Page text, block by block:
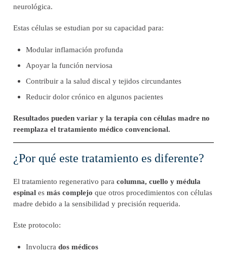
neurológica.
Estas células se estudian por su capacidad para:
Modular inflamación profunda
Apoyar la función nerviosa
Contribuir a la salud discal y tejidos circundantes
Reducir dolor crónico en algunos pacientes
Resultados pueden variar y la terapia con células madre no
reemplaza el tratamiento médico convencional.
¿Por qué este tratamiento es diferente?
El tratamiento regenerativo para columna, cuello y médula
espinal es más complejo que otros procedimientos con células
madre debido a la sensibilidad y precisión requerida.
Este protocolo:
Involucra dos médicos